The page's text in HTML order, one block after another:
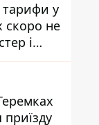
тарифи у
скоро не
і